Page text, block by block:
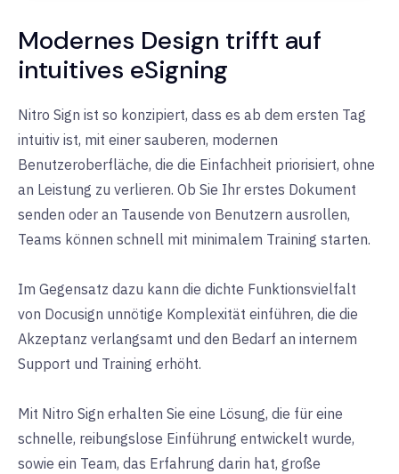
Modernes Design trifft auf
intuitives eSigning
Nitro Sign ist so konzipiert, dass es ab dem ersten Tag
intuitiv ist, mit einer sauberen, modernen
Benutzeroberfläche, die die Einfachheit priorisiert, ohne
an Leistung zu verlieren. Ob Sie Ihr erstes Dokument
senden oder an Tausende von Benutzern ausrollen,
Teams können schnell mit minimalem Training starten.
Im Gegensatz dazu kann die dichte Funktionsvielfalt
von Docusign unnötige Komplexität einführen, die die
Akzeptanz verlangsamt und den Bedarf an internem
Support und Training erhöht.
Mit Nitro Sign erhalten Sie eine Lösung, die für eine
schnelle, reibungslose Einführung entwickelt wurde,
sowie ein Team, das Erfahrung darin hat, große